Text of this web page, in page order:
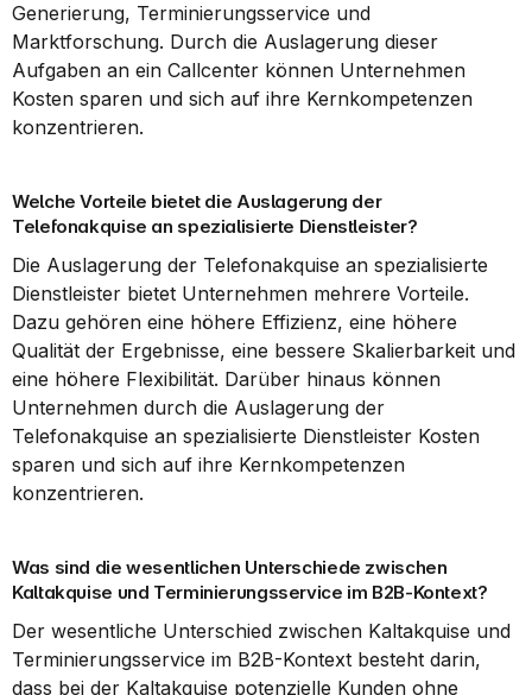
Generierung, Terminierungsservice und
Marktforschung. Durch die Auslagerung dieser
Aufgaben an ein Callcenter können Unternehmen
Kosten sparen und sich auf ihre Kernkompetenzen
konzentrieren.
Welche Vorteile bietet die Auslagerung der
Telefonakquise an spezialisierte Dienstleister?
Die Auslagerung der Telefonakquise an spezialisierte
Dienstleister bietet Unternehmen mehrere Vorteile.
Dazu gehören eine höhere Effizienz, eine höhere
Qualität der Ergebnisse, eine bessere Skalierbarkeit und
eine höhere Flexibilität. Darüber hinaus können
Unternehmen durch die Auslagerung der
Telefonakquise an spezialisierte Dienstleister Kosten
sparen und sich auf ihre Kernkompetenzen
konzentrieren.
Was sind die wesentlichen Unterschiede zwischen
Kaltakquise und Terminierungsservice im B2B-Kontext?
Der wesentliche Unterschied zwischen Kaltakquise und
Terminierungsservice im B2B-Kontext besteht darin,
dass bei der Kaltakquise potenzielle Kunden ohne